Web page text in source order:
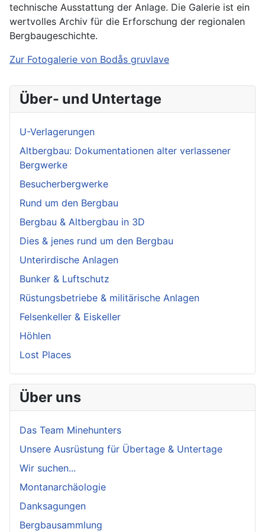
technische Ausstattung der Anlage. Die Galerie ist ein
wertvolles Archiv für die Erforschung der regionalen
Bergbaugeschichte.
Zur Fotogalerie von Bodås gruvlave
Über- und Untertage
U-Verlagerungen
Altbergbau: Dokumentationen alter verlassener
Bergwerke
Besucherbergwerke
Rund um den Bergbau
Bergbau & Altbergbau in 3D
Dies & jenes rund um den Bergbau
Unterirdische Anlagen
Bunker & Luftschutz
Rüstungsbetriebe & militärische Anlagen
Felsenkeller & Eiskeller
Höhlen
Lost Places
Über uns
Das Team Minehunters
Unsere Ausrüstung für Übertage & Untertage
Wir suchen...
Montanarchäologie
Danksagungen
Bergbausammlung